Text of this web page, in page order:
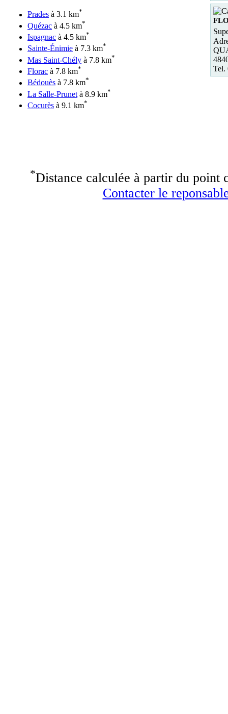
Prades à 3.1 km*
Quézac à 4.5 km*
Ispagnac à 4.5 km*
Sainte-Énimie à 7.3 km*
Mas Saint-Chély à 7.8 km*
Florac à 7.8 km*
Bédouès à 7.8 km*
La Salle-Prunet à 8.9 km*
Cocurès à 9.1 km*
Tel.
*Distance calculée à partir du point
Contacter le